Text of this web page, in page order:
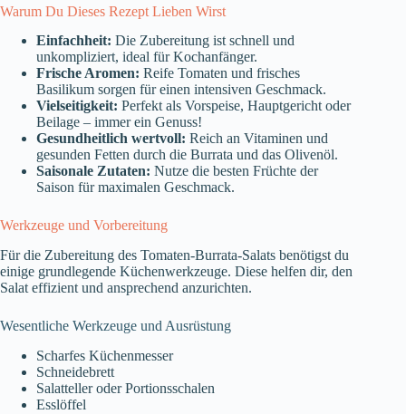
Warum Du Dieses Rezept Lieben Wirst
Einfachheit: Die Zubereitung ist schnell und
unkompliziert, ideal für Kochanfänger.
Frische Aromen: Reife Tomaten und frisches
Basilikum sorgen für einen intensiven Geschmack.
Vielseitigkeit: Perfekt als Vorspeise, Hauptgericht oder
Beilage – immer ein Genuss!
Gesundheitlich wertvoll: Reich an Vitaminen und
gesunden Fetten durch die Burrata und das Olivenöl.
Saisonale Zutaten: Nutze die besten Früchte der
Saison für maximalen Geschmack.
Werkzeuge und Vorbereitung
Für die Zubereitung des Tomaten-Burrata-Salats benötigst du
einige grundlegende Küchenwerkzeuge. Diese helfen dir, den
Salat effizient und ansprechend anzurichten.
Wesentliche Werkzeuge und Ausrüstung
Scharfes Küchenmesser
Schneidebrett
Salatteller oder Portionsschalen
Esslöffel